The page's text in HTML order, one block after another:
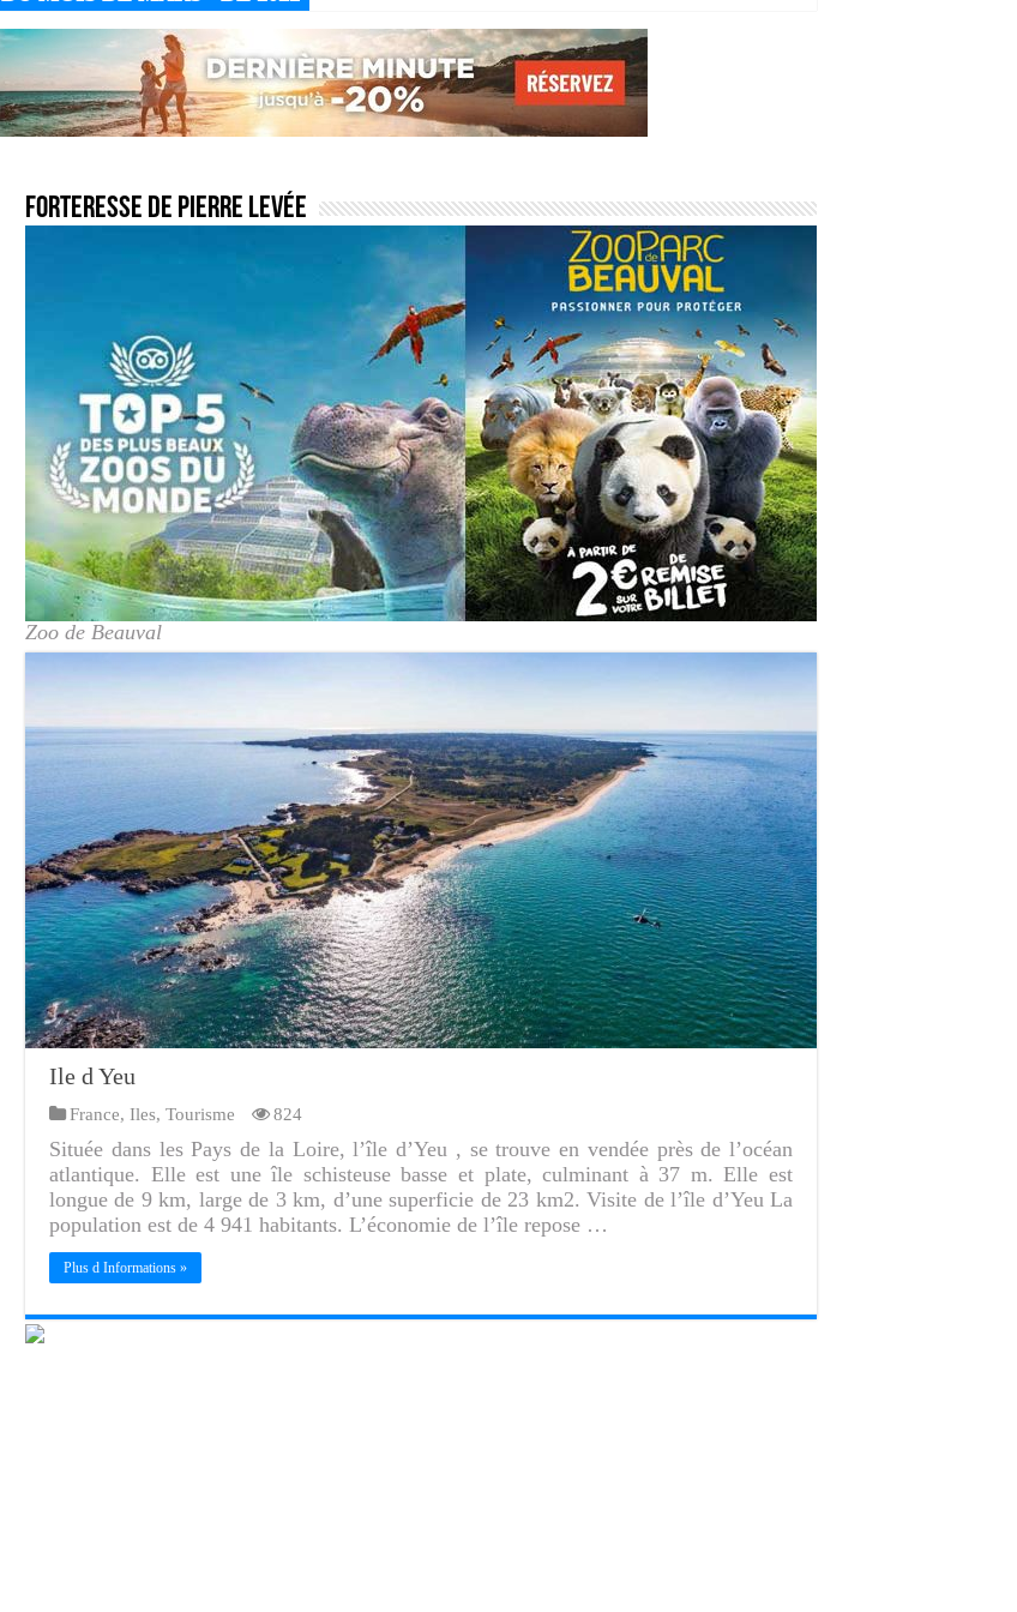
Forteresse de Pierre Levée
Zoo de Beauval
Ile d Yeu
France, Iles, Tourisme 824
Située dans les Pays de la Loire, l’île d’Yeu , se trouve en vendée près de l’océan
atlantique. Elle est une île schisteuse basse et plate, culminant à 37 m. Elle est
longue de 9 km, large de 3 km, d’une superficie de 23 km2. Visite de l’île d’Yeu La
population est de 4 941 habitants. L’économie de l’île repose …
Plus d Informations »